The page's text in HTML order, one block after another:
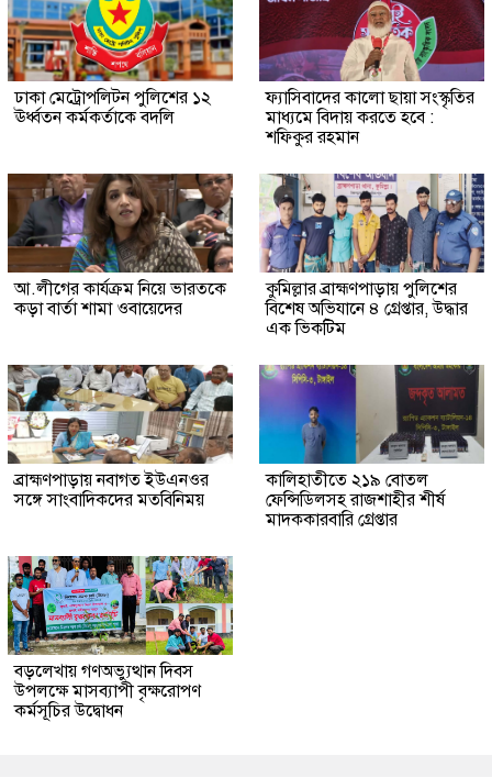
ঢাকা মেট্রোপলিটন পুলিশের ১২
ঊর্ধ্বতন কর্মকর্তাকে বদলি
ফ্যাসিবাদের কালো ছায়া সংস্কৃতির
মাধ্যমে বিদায় করতে হবে :
শফিকুর রহমান
আ.লীগের কার্যক্রম নিয়ে ভারতকে
কড়া বার্তা শামা ওবায়েদের
কুমিল্লার ব্রাহ্মণপাড়ায় পুলিশের
বিশেষ অভিযানে ৪ গ্রেপ্তার, উদ্ধার
এক ভিকটিম
ব্রাহ্মণপাড়ায় নবাগত ইউএনওর
সঙ্গে সাংবাদিকদের মতবিনিময়
কালিহাতীতে ২১৯ বোতল
ফেন্সিডিলসহ রাজশাহীর শীর্ষ
মাদককারবারি গ্রেপ্তার
বড়লেখায় গণঅভ্যুত্থান দিবস
উপলক্ষে মাসব্যাপী বৃক্ষরোপণ
কর্মসূচির উদ্বোধন